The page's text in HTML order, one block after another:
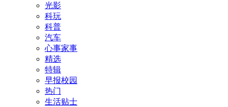
光影
科玩
科普
汽车
心事家事
精选
特辑
早报校园
热门
生活贴士